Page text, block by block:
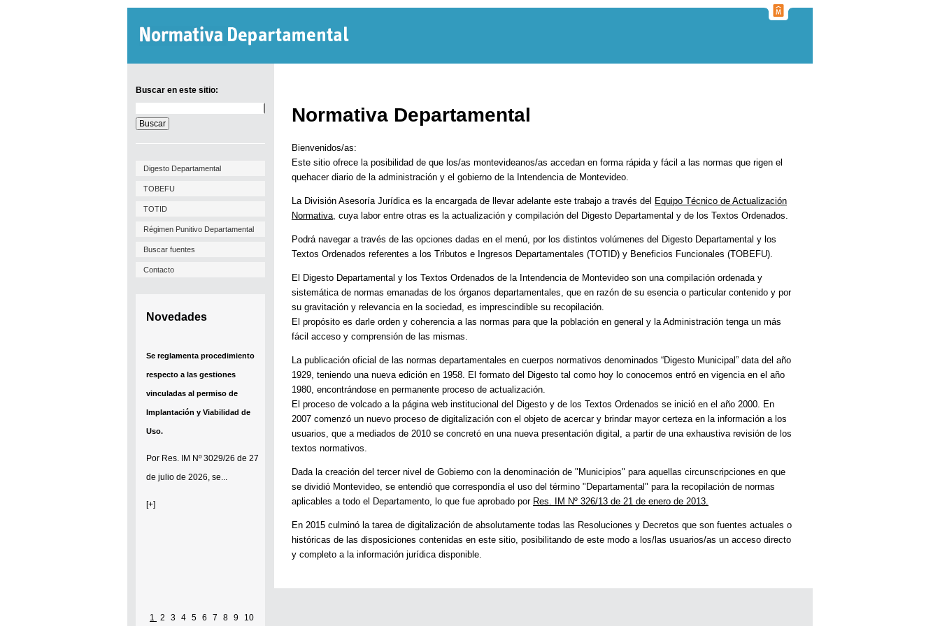
Buscar en este sitio:
en
este
sitio:
Digesto Departamental
TOBEFU
TOTID
Régimen Punitivo Departamental
Buscar fuentes
Contacto
Novedades
Se reglamenta procedimiento
respecto a las gestiones
vinculadas al permiso de
Implantación y Viabilidad de
Uso.
Por Res. IM Nº 3029/26 de 27
de julio de 2026, se...
[+]
1 2 3 4 5 6 7 8 9 10
Normativa Departamental
Bienvenidos/as:
Este sitio ofrece la posibilidad de que los/as montevideanos/as accedan en forma rápida y fácil a las normas que rigen el
quehacer diario de la administración y el gobierno de la Intendencia de Montevideo.
La División Asesoría Jurídica es la encargada de llevar adelante este trabajo a través del Equipo Técnico de Actualización
Normativa, cuya labor entre otras es la actualización y compilación del Digesto Departamental y de los Textos Ordenados.
Podrá navegar a través de las opciones dadas en el menú, por los distintos volúmenes del Digesto Departamental y los
Textos Ordenados referentes a los Tributos e Ingresos Departamentales (TOTID) y Beneficios Funcionales (TOBEFU).
El Digesto Departamental y los Textos Ordenados de la Intendencia de Montevideo son una compilación ordenada y
sistemática de normas emanadas de los órganos departamentales, que en razón de su esencia o particular contenido y por
su gravitación y relevancia en la sociedad, es imprescindible su recopilación.
El propósito es darle orden y coherencia a las normas para que la población en general y la Administración tenga un más
fácil acceso y comprensión de las mismas.
La publicación oficial de las normas departamentales en cuerpos normativos denominados “Digesto Municipal” data del año
1929, teniendo una nueva edición en 1958. El formato del Digesto tal como hoy lo conocemos entró en vigencia en el año
1980, encontrándose en permanente proceso de actualización.
El proceso de volcado a la página web institucional del Digesto y de los Textos Ordenados se inició en el año 2000. En
2007 comenzó un nuevo proceso de digitalización con el objeto de acercar y brindar mayor certeza en la información a los
usuarios, que a mediados de 2010 se concretó en una nueva presentación digital, a partir de una exhaustiva revisión de los
textos normativos.
Dada la creación del tercer nivel de Gobierno con la denominación de "Municipios" para aquellas circunscripciones en que
se dividió Montevideo, se entendió que correspondía el uso del término "Departamental" para la recopilación de normas
aplicables a todo el Departamento, lo que fue aprobado por Res. IM Nº 326/13 de 21 de enero de 2013.
En 2015 culminó la tarea de digitalización de absolutamente todas las Resoluciones y Decretos que son fuentes actuales o
históricas de las disposiciones contenidas en este sitio, posibilitando de este modo a los/las usuarios/as un acceso directo
y completo a la información jurídica disponible.